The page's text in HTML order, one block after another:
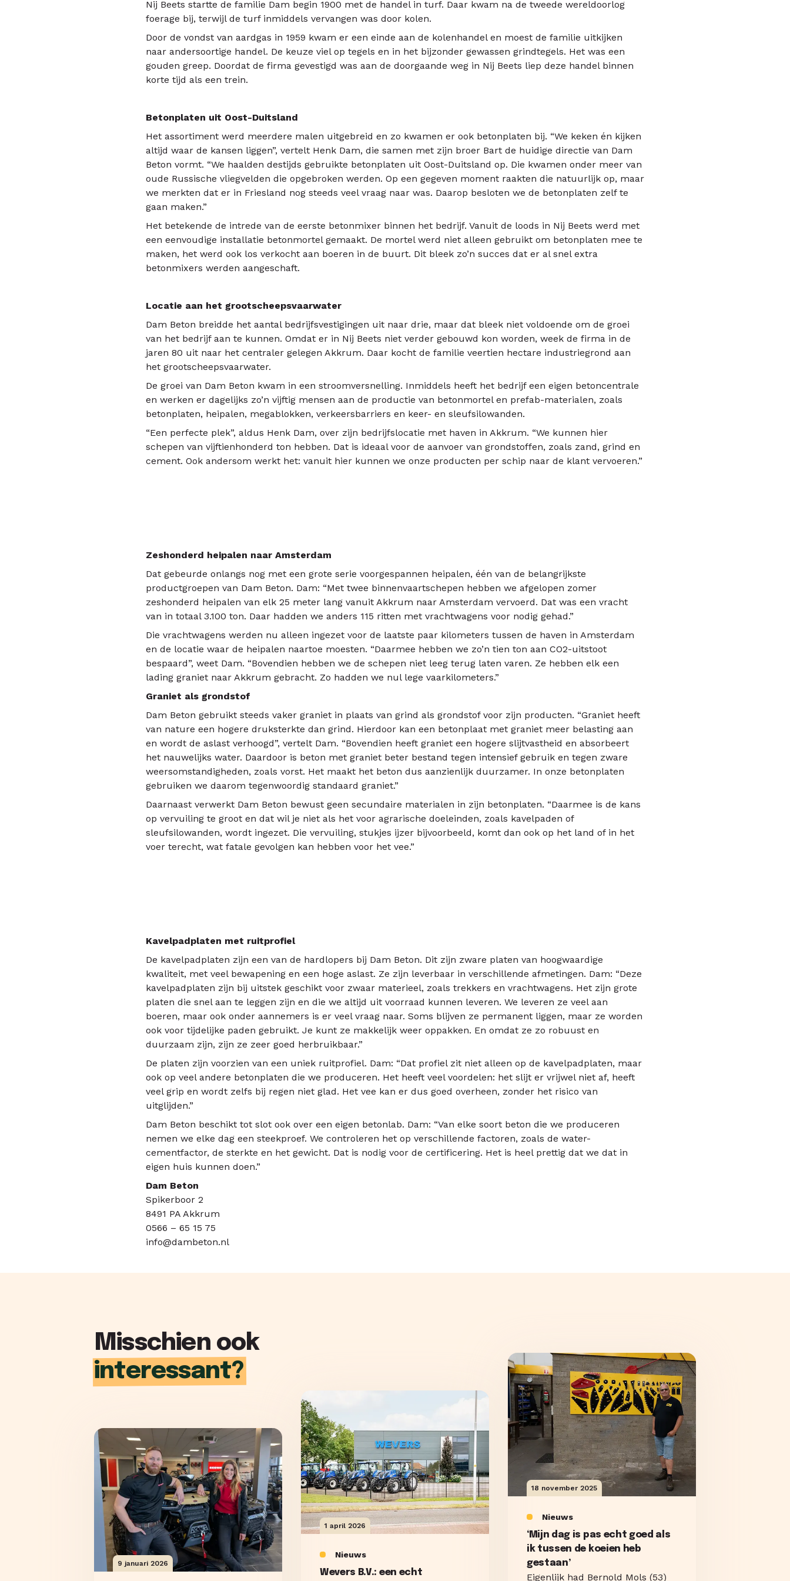
Nij Beets startte de familie Dam begin 1900 met de handel in turf. Daar kwam na de tweede wereldoorlog
foerage bij, terwijl de turf inmiddels vervangen was door kolen.
Door de vondst van aardgas in 1959 kwam er een einde aan de kolenhandel en moest de familie uitkijken
naar andersoortige handel. De keuze viel op tegels en in het bijzonder gewassen grindtegels. Het was een
gouden greep. Doordat de firma gevestigd was aan de doorgaande weg in Nij Beets liep deze handel binnen
korte tijd als een trein.
Betonplaten uit Oost-Duitsland
Het assortiment werd meerdere malen uitgebreid en zo kwamen er ook betonplaten bij. “We keken én kijken
altijd waar de kansen liggen”, vertelt Henk Dam, die samen met zijn broer Bart de huidige directie van Dam
Beton vormt. “We haalden destijds gebruikte betonplaten uit Oost-Duitsland op. Die kwamen onder meer van
oude Russische vliegvelden die opgebroken werden. Op een gegeven moment raakten die natuurlijk op, maar
we merkten dat er in Friesland nog steeds veel vraag naar was. Daarop besloten we de betonplaten zelf te
gaan maken.”
Het betekende de intrede van de eerste betonmixer binnen het bedrijf. Vanuit de loods in Nij Beets werd met
een eenvoudige installatie betonmortel gemaakt. De mortel werd niet alleen gebruikt om betonplaten mee te
maken, het werd ook los verkocht aan boeren in de buurt. Dit bleek zo’n succes dat er al snel extra
betonmixers werden aangeschaft.
Locatie aan het grootscheepsvaarwater
Dam Beton breidde het aantal bedrijfsvestigingen uit naar drie, maar dat bleek niet voldoende om de groei
van het bedrijf aan te kunnen. Omdat er in Nij Beets niet verder gebouwd kon worden, week de firma in de
jaren 80 uit naar het centraler gelegen Akkrum. Daar kocht de familie veertien hectare industriegrond aan
het grootscheepsvaarwater.
De groei van Dam Beton kwam in een stroomversnelling. Inmiddels heeft het bedrijf een eigen betoncentrale
en werken er dagelijks zo’n vijftig mensen aan de productie van betonmortel en prefab-materialen, zoals
betonplaten, heipalen, megablokken, verkeersbarriers en keer- en sleufsilowanden.
“Een perfecte plek”, aldus Henk Dam, over zijn bedrijfslocatie met haven in Akkrum. “We kunnen hier
schepen van vijftienhonderd ton hebben. Dat is ideaal voor de aanvoer van grondstoffen, zoals zand, grind en
cement. Ook andersom werkt het: vanuit hier kunnen we onze producten per schip naar de klant vervoeren.”
Zeshonderd heipalen naar Amsterdam
Dat gebeurde onlangs nog met een grote serie voorgespannen heipalen, één van de belangrijkste
productgroepen van Dam Beton. Dam: “Met twee binnenvaartschepen hebben we afgelopen zomer
zeshonderd heipalen van elk 25 meter lang vanuit Akkrum naar Amsterdam vervoerd. Dat was een vracht
van in totaal 3.100 ton. Daar hadden we anders 115 ritten met vrachtwagens voor nodig gehad.”
Die vrachtwagens werden nu alleen ingezet voor de laatste paar kilometers tussen de haven in Amsterdam
en de locatie waar de heipalen naartoe moesten. “Daarmee hebben we zo’n tien ton aan CO2-uitstoot
bespaard”, weet Dam. “Bovendien hebben we de schepen niet leeg terug laten varen. Ze hebben elk een
lading graniet naar Akkrum gebracht. Zo hadden we nul lege vaarkilometers.”
Graniet als grondstof
Dam Beton gebruikt steeds vaker graniet in plaats van grind als grondstof voor zijn producten. “Graniet heeft
van nature een hogere druksterkte dan grind. Hierdoor kan een betonplaat met graniet meer belasting aan
en wordt de aslast verhoogd”, vertelt Dam. “Bovendien heeft graniet een hogere slijtvastheid en absorbeert
het nauwelijks water. Daardoor is beton met graniet beter bestand tegen intensief gebruik en tegen zware
weersomstandigheden, zoals vorst. Het maakt het beton dus aanzienlijk duurzamer. In onze betonplaten
gebruiken we daarom tegenwoordig standaard graniet.”
Daarnaast verwerkt Dam Beton bewust geen secundaire materialen in zijn betonplaten. “Daarmee is de kans
op vervuiling te groot en dat wil je niet als het voor agrarische doeleinden, zoals kavelpaden of
sleufsilowanden, wordt ingezet. Die vervuiling, stukjes ijzer bijvoorbeeld, komt dan ook op het land of in het
voer terecht, wat fatale gevolgen kan hebben voor het vee.”
Kavelpadplaten met ruitprofiel
De kavelpadplaten zijn een van de hardlopers bij Dam Beton. Dit zijn zware platen van hoogwaardige
kwaliteit, met veel bewapening en een hoge aslast. Ze zijn leverbaar in verschillende afmetingen. Dam: “Deze
kavelpadplaten zijn bij uitstek geschikt voor zwaar materieel, zoals trekkers en vrachtwagens. Het zijn grote
platen die snel aan te leggen zijn en die we altijd uit voorraad kunnen leveren. We leveren ze veel aan
boeren, maar ook onder aannemers is er veel vraag naar. Soms blijven ze permanent liggen, maar ze worden
ook voor tijdelijke paden gebruikt. Je kunt ze makkelijk weer oppakken. En omdat ze zo robuust en
duurzaam zijn, zijn ze zeer goed herbruikbaar.”
De platen zijn voorzien van een uniek ruitprofiel. Dam: “Dat profiel zit niet alleen op de kavelpadplaten, maar
ook op veel andere betonplaten die we produceren. Het heeft veel voordelen: het slijt er vrijwel niet af, heeft
veel grip en wordt zelfs bij regen niet glad. Het vee kan er dus goed overheen, zonder het risico van
uitglijden.”
Dam Beton beschikt tot slot ook over een eigen betonlab. Dam: “Van elke soort beton die we produceren
nemen we elke dag een steekproef. We controleren het op verschillende factoren, zoals de water-
cementfactor, de sterkte en het gewicht. Dat is nodig voor de certificering. Het is heel prettig dat we dat in
eigen huis kunnen doen.”
Dam Beton
Spikerboor 2
8491 PA Akkrum
0566 – 65 15 75
info@dambeton.nl
Misschien ook
interessant?
9 januari 2026
1 april 2026
Nieuws
Wevers B.V.: een echt
18 november 2025
Nieuws
‘Mijn dag is pas echt goed als
ik tussen de koeien heb
gestaan’
Eigenlijk had Bernold Mols (53)